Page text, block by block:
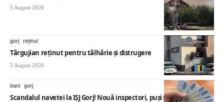
5 August 2026
gorj reținut
Târgujian reținut pentru tâlhărie și distrugere
5 August 2026
bani gorj
Scandalul navetei la IȘJ Gorj! Nouă inspectori, puși să dea înapoi mii